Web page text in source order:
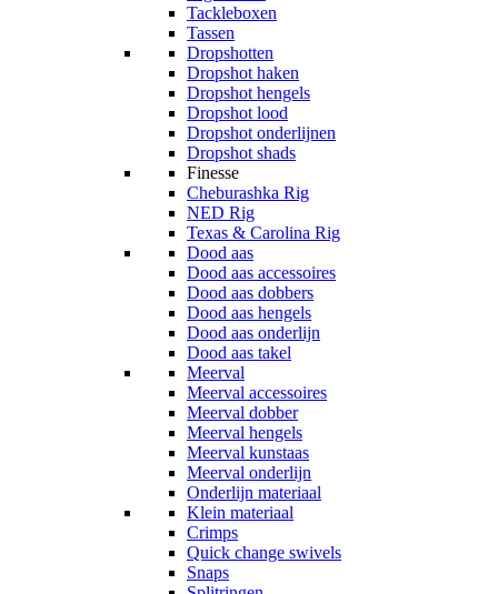
Tackleboxen
Tassen
Dropshotten
Dropshot haken
Dropshot hengels
Dropshot lood
Dropshot onderlijnen
Dropshot shads
Finesse
Cheburashka Rig
NED Rig
Texas & Carolina Rig
Dood aas
Dood aas accessoires
Dood aas dobbers
Dood aas hengels
Dood aas onderlijn
Dood aas takel
Meerval
Meerval accessoires
Meerval dobber
Meerval hengels
Meerval kunstaas
Meerval onderlijn
Onderlijn materiaal
Klein materiaal
Crimps
Quick change swivels
Snaps